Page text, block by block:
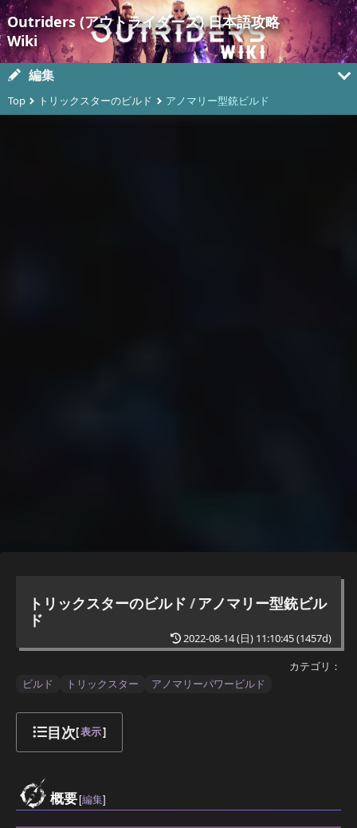
Outriders (アウトライダーズ) 日本語攻略
Wiki
編集
Top トリックスターのビルド アノマリー型銃ビルド
トリックスターのビルド /アノマリー型銃ビル
ド
2022-08-14 (日) 11:10:45(1457d)
カテゴリ：
ビルド
トリックスター アノマリーパワービルド
目次[表示]
概要 [編集]